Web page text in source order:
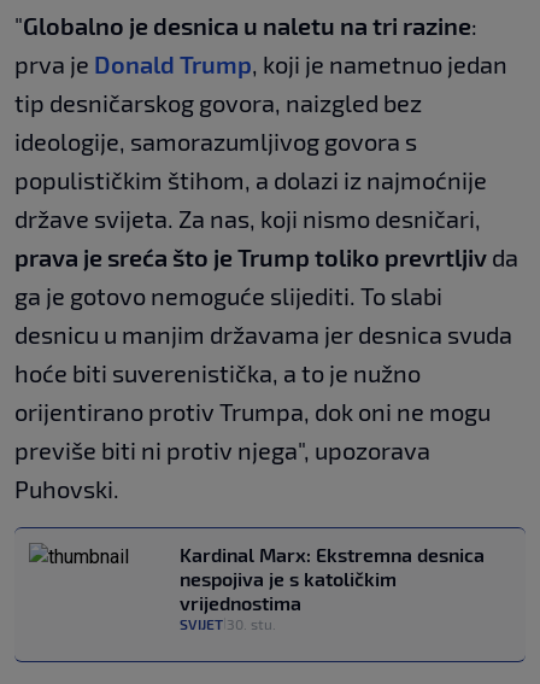
"Globalno je desnica u naletu na tri razine:
prva je Donald Trump , koji je nametnuo jedan
tip desničarskog govora, naizgled bez
ideologije, samorazumljivog govora s
populističkim štihom, a dolazi iz najmoćnije
države svijeta. Za nas, koji nismo desničari,
prava je sreća što je Trump toliko prevrtljiv da
ga je gotovo nemoguće slijediti. To slabi
desnicu u manjim državama jer desnica svuda
hoće biti suverenistička, a to je nužno
orijentirano protiv Trumpa, dok oni ne mogu
previše biti ni protiv njega", upozorava
Puhovski.
Kardinal Marx: Ekstremna desnica
nespojiva je s katoličkim
vrijednostima
SVIJET 30. stu.